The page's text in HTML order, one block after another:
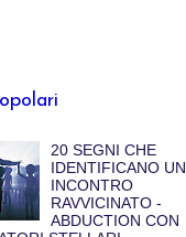
20 SEGNI CHE
IDENTIFICANO UN
INCONTRO
RAVVICINATO -
ABDUCTION CON